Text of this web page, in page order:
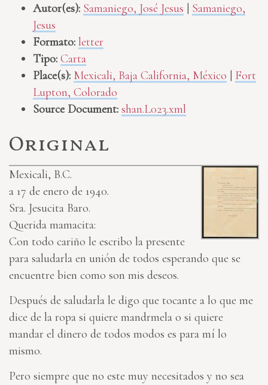
Autor(es): Samaniego, José Jesus
Samaniego,
Jesus
Formato: letter
Tipo: Carta
Place(s): Mexicali, Baja California, México
Fort
Lupton, Colorado
Source Document: shan.L023.xml
Original
Mexicali, B.C.
a 17 de enero de 1940.
Sra. Jesucita Baro.
Querida mamacita:
Con todo cariño le escribo la presente
para saludarla en unión de todos esperando que se
encuentre bien como son mis deseos.
Después de saludarla le digo que tocante a lo que me
dice de la ropa si quiere mandrmela o si quiere
mandar el dinero de todos modos es para mí lo
mismo.
Pero siempre que no este muy necesitados y no sea